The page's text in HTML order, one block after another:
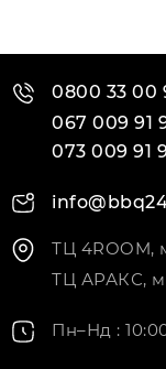
0800 33 00
067 009 91
073 009 91
ТЦ 4ROOM,
ТЦ АРАКС,
Пн–Нд :